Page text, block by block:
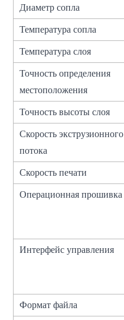
Диаметр сопла
Температура сопла
Температура слоя
Точность определения
местоположения
Точность высоты слоя
Скорость экструзионного
потока
Скорость печати
Операционная прошивка
Интерфейс управления
Формат файла